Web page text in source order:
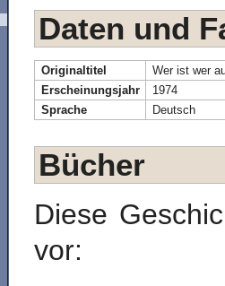
Daten und
Originaltitel
Wer ist wer
Erscheinungsjahr
1974
Sprache
Deutsch
Bücher
Diese
vor: